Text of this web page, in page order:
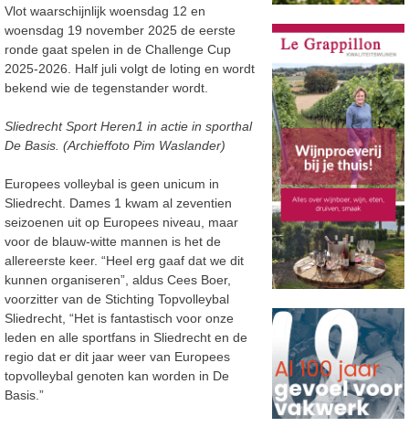
Vlot waarschijnlijk woensdag 12 en
woensdag 19 november 2025 de eerste
ronde gaat spelen in de Challenge Cup
2025-2026. Half juli volgt de loting en wordt
bekend wie de tegenstander wordt.
Sliedrecht Sport Heren1 in actie in sporthal
De Basis. (Archieffoto Pim Waslander)
Europees volleybal is geen unicum in
Sliedrecht. Dames 1 kwam al zeventien
seizoenen uit op Europees niveau, maar
voor de blauw-witte mannen is het de
allereerste keer. “Heel erg gaaf dat we dit
kunnen organiseren”, aldus Cees Boer,
voorzitter van de Stichting Topvolleybal
Sliedrecht, “Het is fantastisch voor onze
leden en alle sportfans in Sliedrecht en de
regio dat er dit jaar weer van Europees
topvolleybal genoten kan worden in De
Basis.”